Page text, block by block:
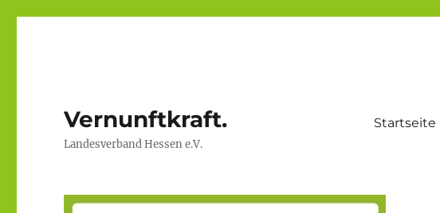
Vernunftkraft.
Landesverband Hessen e.V.
Startseite